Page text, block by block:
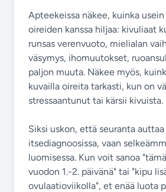
Apteekeissa näkee, kuinka
oireiden kanssa hiljaa: kivuliaat
runsas verenvuoto, mielialan
väsymys, ihomuutokset,
paljon muuta. Näkee myös,
kuvailla oireita tarkasti, kun on
stressaantunut tai kärsii kivuista.
Siksi uskon, että seuranta
itsediagnoosissa, vaan
luomisessa. Kun voit sanoa
vuodon 1.-2. päivänä" tai "kipu
ovulaatioviikolla", et enää luota